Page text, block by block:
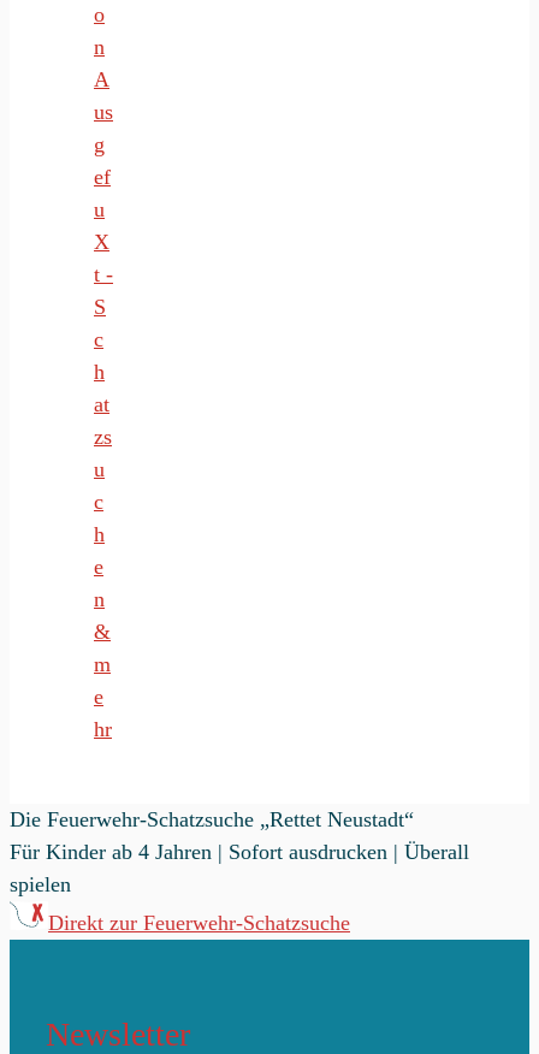
Die Feuerwehr-Schatzsuche „Rettet Neustadt“
Für Kinder ab 4 Jahren | Sofort ausdrucken | Überall
spielen
Direkt zur Feuerwehr-Schatzsuche
Newsletter